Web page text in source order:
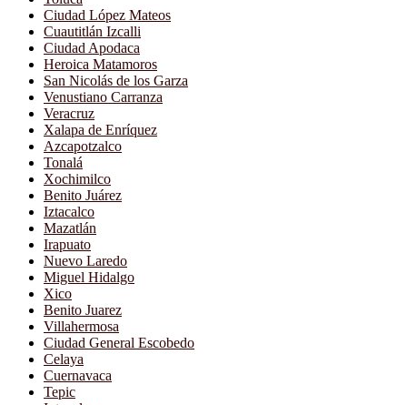
Ciudad López Mateos
Cuautitlán Izcalli
Ciudad Apodaca
Heroica Matamoros
San Nicolás de los Garza
Venustiano Carranza
Veracruz
Xalapa de Enríquez
Azcapotzalco
Tonalá
Xochimilco
Benito Juárez
Iztacalco
Mazatlán
Irapuato
Nuevo Laredo
Miguel Hidalgo
Xico
Benito Juarez
Villahermosa
Ciudad General Escobedo
Celaya
Cuernavaca
Tepic